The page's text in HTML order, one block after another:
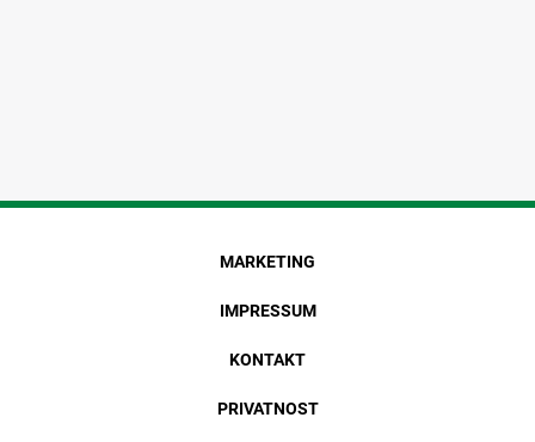
MARKETING
IMPRESSUM
KONTAKT
PRIVATNOST